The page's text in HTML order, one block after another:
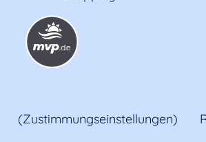
(Zustimmungseinstellungen)